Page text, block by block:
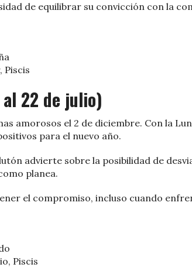
de equilibrar su convicción con la
Piscis
22 de julio)
amorosos el 2 de diciembre. Con la
para el nuevo año.
advierte sobre la posibilidad de
planea.
el compromiso, incluso cuando
Piscis